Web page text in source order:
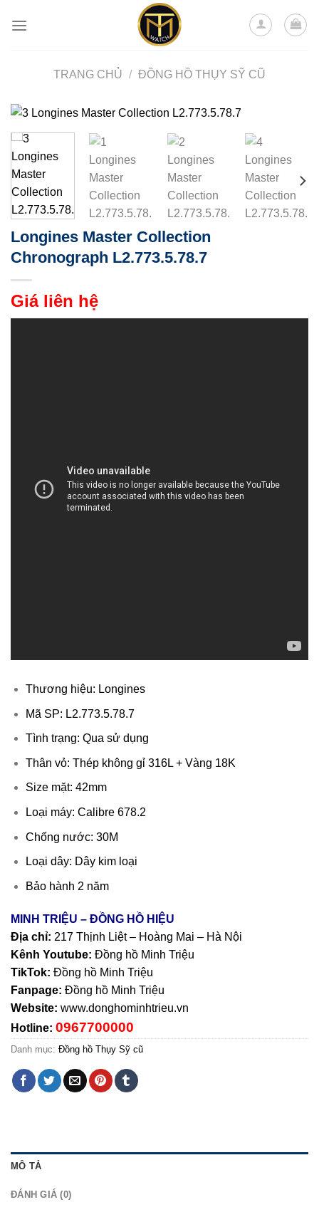
TRANG CHỦ / ĐỒNG HỒ THỤY SỸ CŨ
Longines Master Collection
Chronograph L2.773.5.78.7
Giá liên hệ
Thương hiệu: Longines
Mã SP: L2.773.5.78.7
Tình trạng: Qua sử dụng
Thân vỏ: Thép không gỉ 316L + Vàng 18K
Size mặt: 42mm
Loại máy: Calibre 678.2
Chống nước: 30M
Loại dây: Dây kim loại
Bảo hành 2 năm
MINH TRIỆU – ĐỒNG HỒ HIỆU
Địa chỉ: 217 Thịnh Liệt – Hoàng Mai – Hà Nội
Kênh Youtube: Đồng hồ Minh Triệu
TikTok: Đồng hồ Minh Triệu
Fanpage: Đồng hồ Minh Triệu
Website: www.donghominhtrieu.vn
Hotline: 0967700000
Danh mục: Đồng hồ Thụy Sỹ cũ
MÔ TẢ
ĐÁNH GIÁ (0)